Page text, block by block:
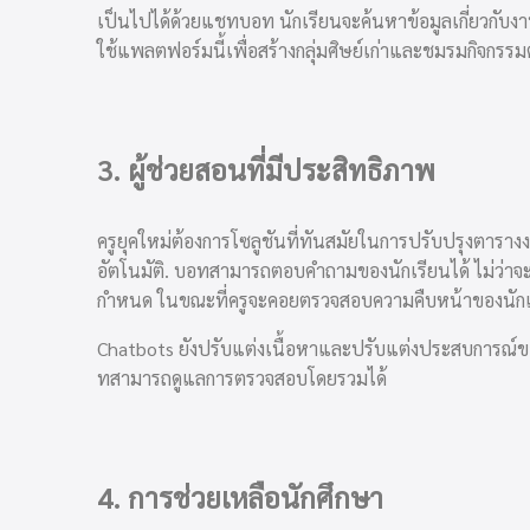
เป็นไปได้ด้วยแชทบอท นักเรียนจะค้นหาข้อมูลเกี่ยวกับ
ใช้แพลตฟอร์มนี้เพื่อสร้างกลุ่มศิษย์เก่าและชมรมกิจกรร
3. ผู้ช่วยสอนที่มีประสิทธิภาพ
ครูยุคใหม่ต้องการโซลูชันที่ทันสมัยในการปรับปรุงตารา
อัตโนมัติ. บอทสามารถตอบคำถามของนักเรียนได้ ไม่ว่า
กำหนด ในขณะที่ครูจะคอยตรวจสอบความคืบหน้าของนั
Chatbots ยังปรับแต่งเนื้อหาและปรับแต่งประสบการณ์
ทสามารถดูแลการตรวจสอบโดยรวมได้
4. การช่วยเหลือนักศึกษา